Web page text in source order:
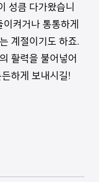
성큼 다가왔습니
켜거나 통통하게
계절이기도 하죠.
활력을 불어넣어
하게 보내시길!